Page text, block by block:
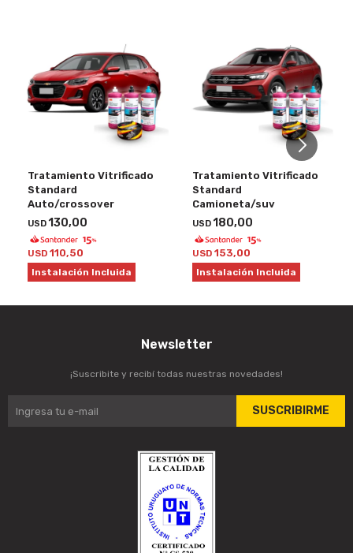
Tratamiento Vitrificado
Standard
Auto/crossover
USD130,00
USD 110,50
Instalación Incluida
Tratamiento Vitrificado
Standard
Camioneta/suv
USD180,00
USD 153,00
Instalación Incluida
Newsletter
¡Suscribite y recibí todas nuestras novedades!
SUSCRIBIRME